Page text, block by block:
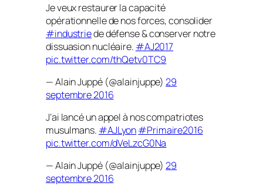
Je veux restaurer la capacité
opérationnelle de nos forces, consolider
#industriede défense & conserver notre
dissuasion nucléaire. #AJ2017
pic.twitter.com/thQetv0TC9
— Alain Juppé (@alainjuppe)29
septembre 2016
J’ai lancé un appel à nos compatriotes
musulmans. #AJLyon#Primaire2016
pic.twitter.com/dVeLzcG0Na
— Alain Juppé (@alainjuppe)29
septembre 2016